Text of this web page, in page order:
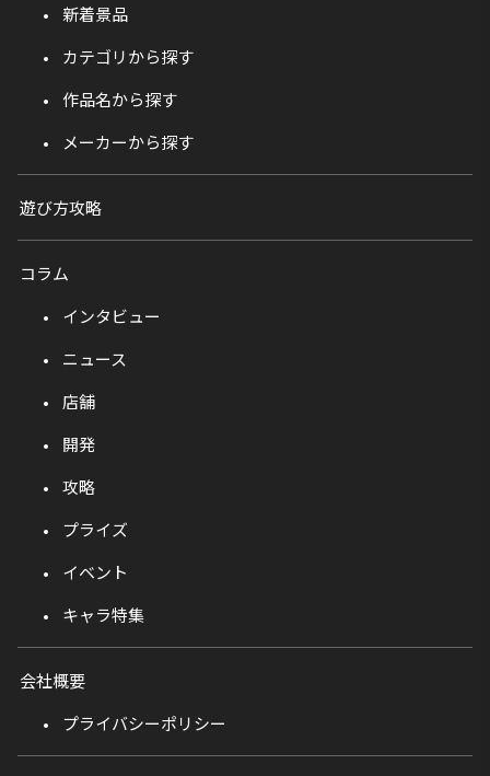
新着景品
カテゴリから探す
作品名から探す
メーカーから探す
遊び方攻略
コラム
インタビュー
ニュース
店舗
開発
攻略
プライズ
イベント
キャラ特集
会社概要
プライバシーポリシー